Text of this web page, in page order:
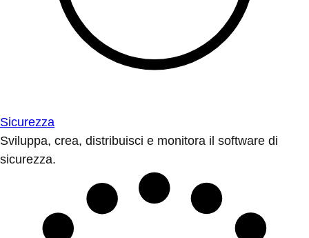
Sicurezza
Sviluppa, crea, distribuisci e monitora il software di
sicurezza.